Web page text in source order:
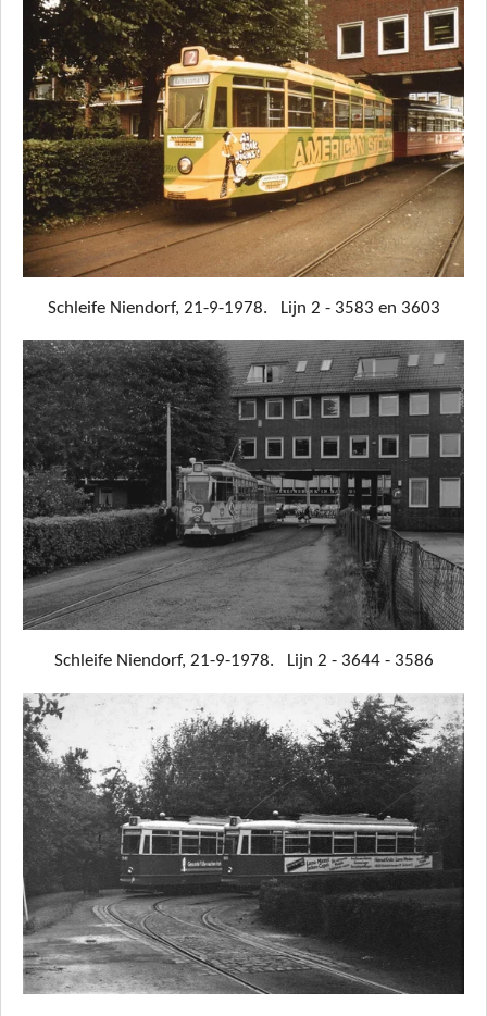
Schleife Niendorf, 21-9-1978. Lijn 2 - 3583 en 3603
Schleife Niendorf, 21-9-1978. Lijn 2 - 3644 - 3586